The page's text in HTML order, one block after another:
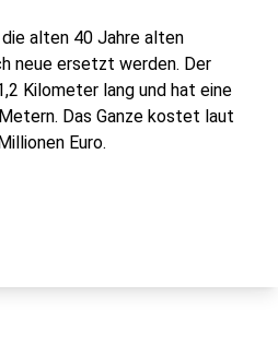
alten 40 Jahre alten
neue ersetzt werden. Der
Kilometer lang und hat eine
Das Ganze kostet laut
Euro.